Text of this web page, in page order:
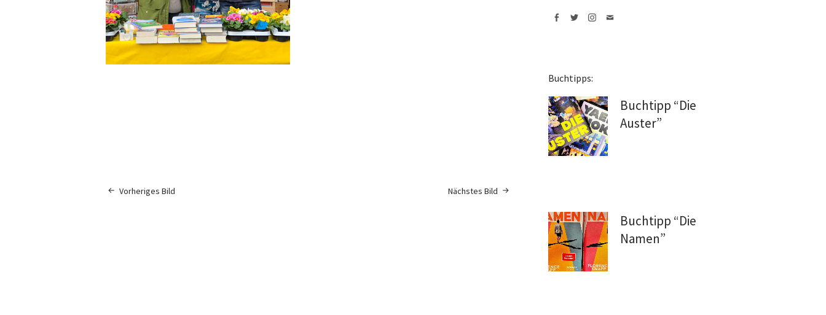
Nächstes Bild
Vorheriges Bild
Buchtipps:
Buchtipp “Die
Auster”
Buchtipp “Die
Namen”